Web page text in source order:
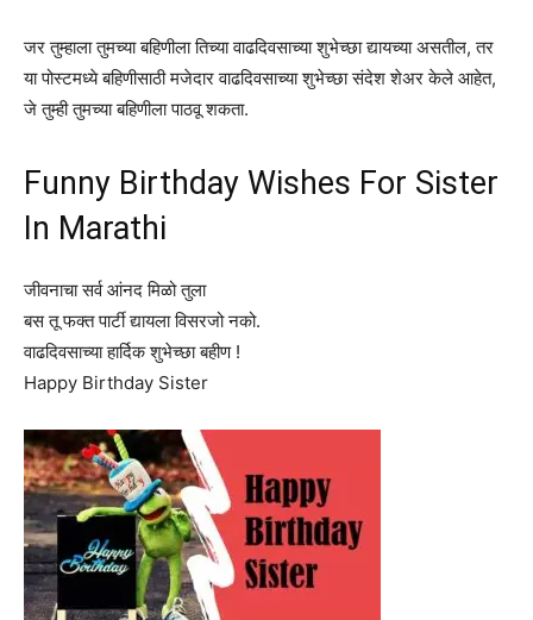
जर तुम्हाला तुमच्या बहिणीला तिच्या वाढदिवसाच्या शुभेच्छा द्यायच्या असतील, तर
या पोस्टमध्ये बहिणीसाठी मजेदार वाढदिवसाच्या शुभेच्छा संदेश शेअर केले आहेत,
जे तुम्ही तुमच्या बहिणीला पाठवू शकता.
Funny Birthday Wishes For Sister
In Marathi
जीवनाचा सर्व आंनद मिळो तुला
बस तू फक्त पार्टी द्यायला विसरजो नको.
वाढदिवसाच्या हार्दिक शुभेच्छा बहीण !
Happy Birthday Sister